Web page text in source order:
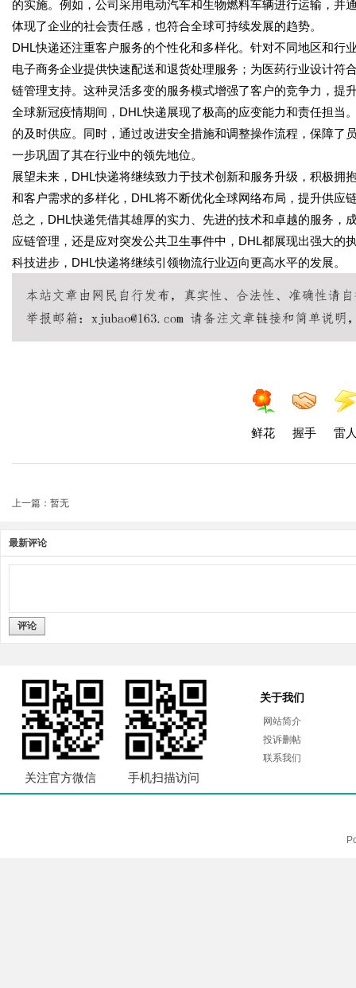
的实施。例如，公司采用电动汽车和生物燃料车辆进行运输，
体现了企业的社会责任感，也符合全球可持续发展的趋势。
DHL快递还注重客户服务的个性化和多样化。针对不同地区和
电子商务企业提供快速配送和退货处理服务；为医药行业设计
链管理支持。这种灵活多变的服务模式增强了客户的竞争力，提
全球新冠疫情期间，DHL快递展现了极高的应变能力和责任担当
的及时供应。同时，通过改进安全措施和调整操作流程，保障
一步巩固了其在行业中的领先地位。
展望未来，DHL快递将继续致力于技术创新和服务升级，积极
和客户需求的多样化，DHL将不断优化全球网络布局，提升供应
总之，DHL快递凭借其雄厚的实力、先进的技术和卓越的服务
应链管理，还是应对突发公共卫生事件中，DHL都展现出强大
科技进步，DHL快递将继续引领物流行业迈向更高水平的发展。
鲜花 握手 雷
上一篇：暂无
最新评论
评论
关注官方微信 手机扫描访问
关于我们
网站简介
投诉删帖
联系我们